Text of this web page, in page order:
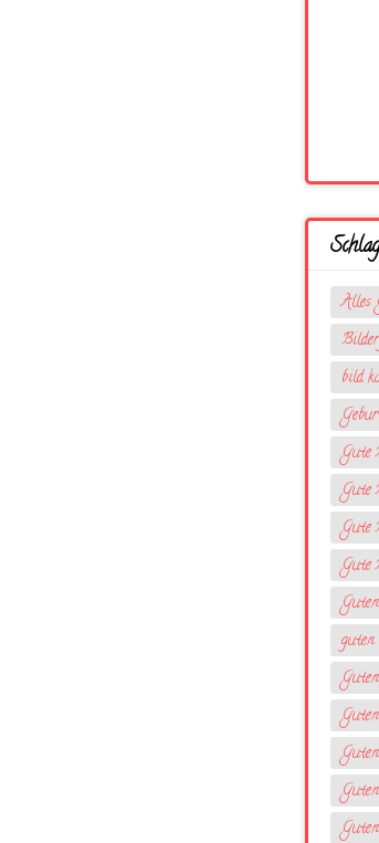
Alles
bild
Gute
Gute
Gute
Gute
guten